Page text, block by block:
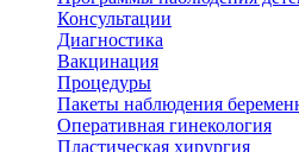
Консультации
Диагностика
Вакцинация
Процедуры
Пакеты наблюдения
Оперативная гинекология
Пластическая хирургия